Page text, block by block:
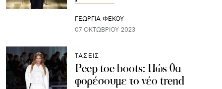
ΓΕΩΡΓΙΑ ΦΕΚΟΥ
07 ΟΚΤΩΒΡΊΟΥ 2023
ΤΑΣΕΙΣ
Peep toe boots: Πώς θα
φορέσουμε το νέο trend